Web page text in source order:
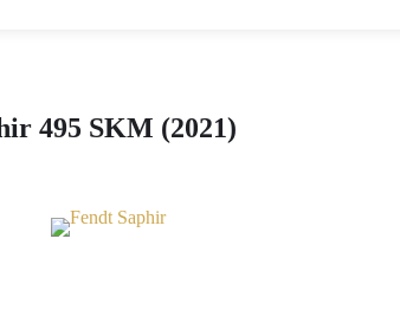
495 SKM (2021)